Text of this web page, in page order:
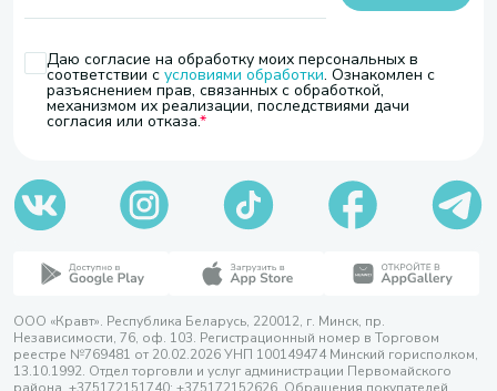
Даю согласие на обработку моих персональных в
соответствии с условиями обработки. Ознакомлен с
разъяснением прав, связанных с обработкой,
механизмом их реализации, последствиями дачи
согласия или отказа.
ООО «Кравт». Республика Беларусь, 220012, г. Минск, пр.
Независимости, 76, оф. 103. Регистрационный номер в Торговом
реестре №769481 от 20.02.2026 УНП 100149474 Минский горисполком,
13.10.1992. Отдел торговли и услуг администрации Первомайского